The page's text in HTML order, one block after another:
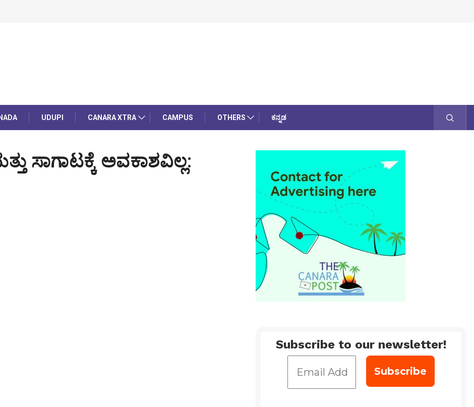
UDUPI CANARA XTRA CAMPUS OTHERS ಕನ್ನಡ
ಸಾಗಾಟಕ್ಕೆ ಅವಕಾಶವಿಲ್ಲ:
Subscribe to our newsletter!